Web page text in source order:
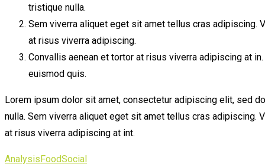
tristique nulla.
Sem viverra aliquet eget sit amet tellus cras adipiscing.
at risus viverra adipiscing.
Convallis aenean et tortor at risus viverra adipiscing at
euismod quis.
Lorem ipsum dolor sit amet, consectetur adipiscing elit, sed
nulla. Sem viverra aliquet eget sit amet tellus cras adipiscing.
at risus viverra adipiscing at int.
Analysis FoodSocial